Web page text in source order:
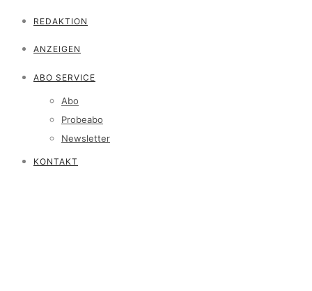
REDAKTION
ANZEIGEN
ABO SERVICE
Abo
Probeabo
Newsletter
KONTAKT